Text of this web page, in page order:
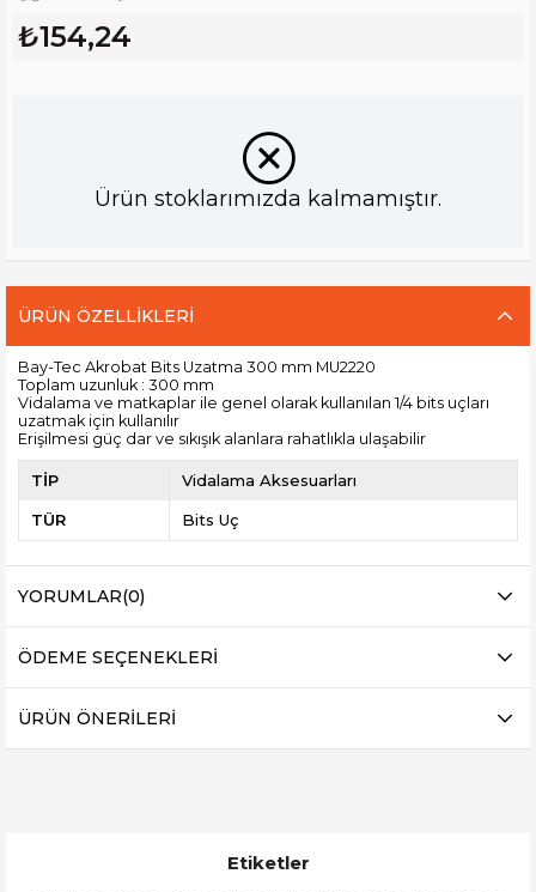
₺154,24
Ürün stoklarımızda kalmamıştır.
ÜRÜN ÖZELLIKLERI
Bay-Tec Akrobat Bits Uzatma 300 mm MU2220
Toplam uzunluk : 300 mm
Vidalama ve matkaplar ile genel olarak kullanılan 1/4 bits uçları
uzatmak için kullanılır
Erişilmesi güç dar ve sıkışık alanlara rahatlıkla ulaşabilir
TİP Vidalama Aksesuarları
TÜR Bits Uç
YORUMLAR(0)
ÖDEME SEÇENEKLERI
ÜRÜN ÖNERILERI
Etiketler